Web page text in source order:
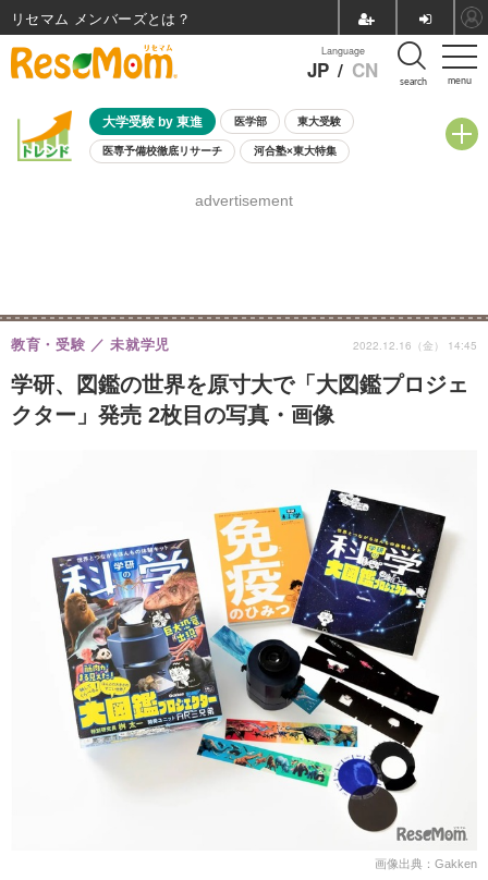
menu
Language
JP / CN search
大学受験 by 東進 医学部 東大受験
医専予備校徹底リサーチ 河合塾×東大特集
8月開催学校説明会・相談会
advertisement
学研、図鑑の世界を原寸大で「大図鑑プロジェ
クター」発売 2枚目の写真・画像
教育・受験 未就学児 2022.12.16（金） 14:45
画像出典：Gakken
リセマム メンバーズ